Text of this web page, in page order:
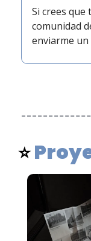
Si crees
comunidad
enviarme
⭐